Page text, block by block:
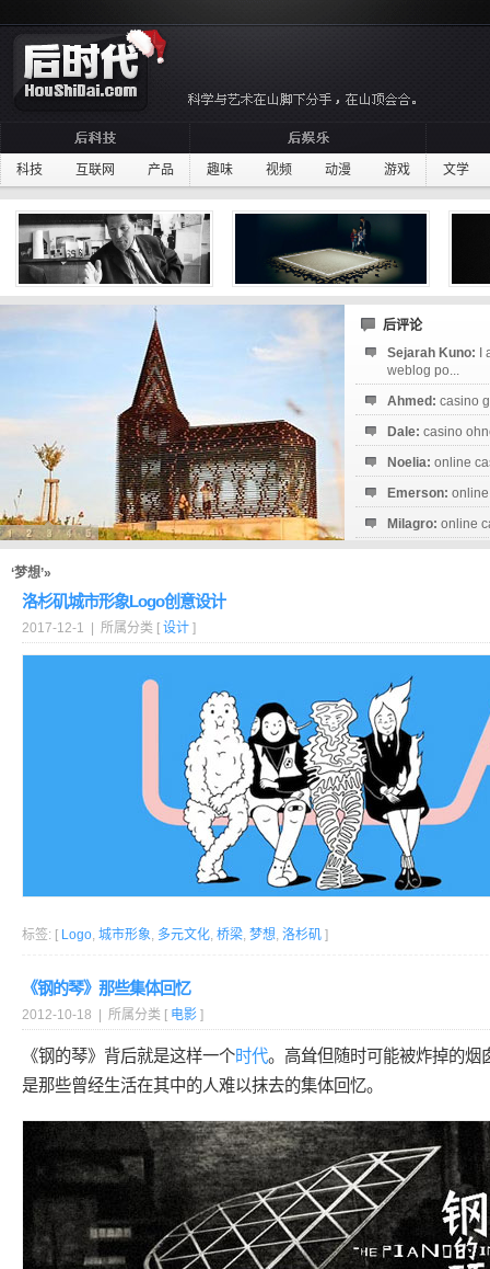
科技 互联网 产品 趣味 视频 动漫 游戏 文学
后评论
Sejarah Kuno:
weblog po...
Ahmed: casino
Dale: casino
Noelia: online
Emerson:
Milagro: online
‘梦想’»
洛杉矶城市形象Logo创意设计
2017-12-1 | 所属分类 [ 设计 ]
标签: [ Logo, 城市形象, 多元文化, 桥梁, 梦想, 洛杉矶 ]
《钢的琴》那些集体回忆
2012-10-18 | 所属分类 [ 电影 ]
《钢的琴》背后就是这样一个时代。高耸但随时可能被炸掉的烟
是那些曾经生活在其中的人难以抹去的集体回忆。